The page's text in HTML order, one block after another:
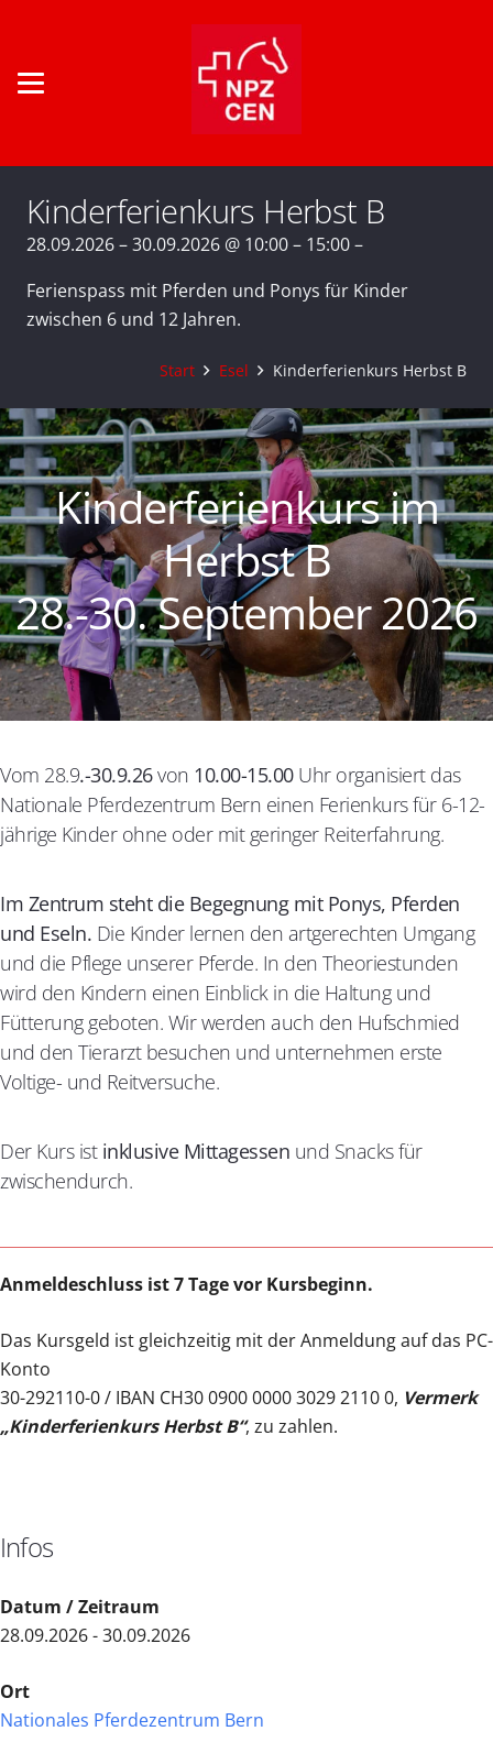
Kinderferienkurs Herbst B
28.09.2026 – 30.09.2026 @ 10:00 – 15:00 –
Ferienspass mit Pferden und Ponys für Kinder
zwischen 6 und 12 Jahren.
Start Esel Kinderferienkurs Herbst B
Kinderferienkurs im
Herbst B
28.-30. September 2026
Vom 28.9.-30.9.26von 10.00-15.00Uhr organisiert das
Nationale Pferdezentrum Bern einen Ferienkurs für 6-12-
jährige Kinder ohne oder mit geringer Reiterfahrung.
Im Zentrum steht die Begegnung mit Ponys, Pferden
und Eseln. Die Kinder lernen den artgerechten Umgang
und die Pflege unserer Pferde. In den Theoriestunden
wird den Kindern einen Einblick in die Haltung und
Fütterung geboten. Wir werden auch den Hufschmied
und den Tierarzt besuchen und unternehmen erste
Voltige- und Reitversuche.
Der Kurs ist inklusive Mittagessen und Snacks für
zwischendurch.
Anmeldeschluss ist 7 Tage vor Kursbeginn.
Das Kursgeld ist gleichzeitig mit der Anmeldung auf das PC-
Konto
30-292110-0 / IBAN CH30 0900 0000 3029 2110 0, Vermerk
„Kinderferienkurs Herbst B“, zu zahlen.
Infos
Datum / Zeitraum
28.09.2026 - 30.09.2026
Ort
Nationales Pferdezentrum Bern